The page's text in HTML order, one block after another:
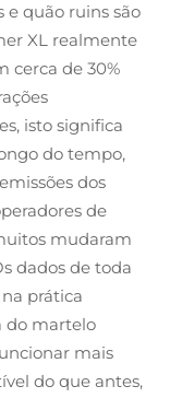
e quão ruins são
XL realmente
cerca de 30%
isto significa
do tempo,
dos
de
mudaram
dados de toda
prática
do martelo
mais
do que antes,